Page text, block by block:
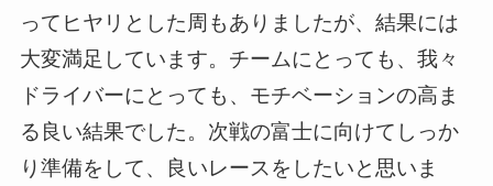
ってヒヤリとした周もありましたが、結果には
大変満足しています。チームにとっても、我々
ドライバーにとっても、モチベーションの高ま
る良い結果でした。次戦の富士に向けてしっか
り準備をして、良いレースをしたいと思いま